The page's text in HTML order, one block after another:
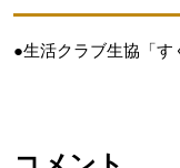
●生活クラブ生協「す